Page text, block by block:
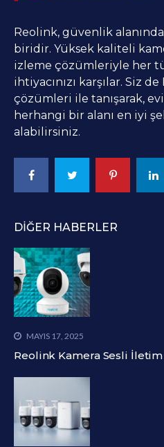
Reolink, güvenlik
biridir. Yüksek kaliteli
izleme çözümleriyle her
ihtiyacınızı karşılar. Siz
çözümleri ile tanışarak,
herhangi bir alanı en iyi
alabilirsiniz.
DIĞER HABERLER
MAYIS 17, 2025
Reolink Kamera Sesli